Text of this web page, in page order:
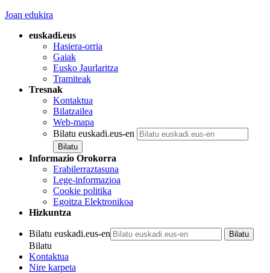
Joan edukira
euskadi.eus
Hasiera-orria
Gaiak
Eusko Jaurlaritza
Tramiteak
Tresnak
Kontaktua
Bilatzailea
Web-mapa
Bilatu euskadi.eus-en
Informazio Orokorra
Erabilerraztasuna
Lege-informazioa
Cookie politika
Egoitza Elektronikoa
Hizkuntza
Bilatu euskadi.eus-en
Bilatu
Kontaktua
Nire karpeta